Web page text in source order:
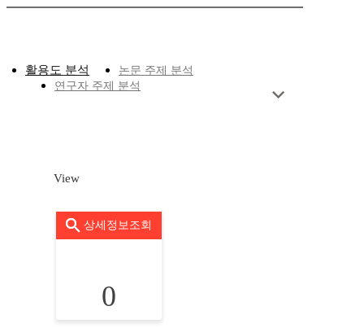
활용도 분석
논문 주제 분석
연구자 주제 분석
View
상세정보조회
0